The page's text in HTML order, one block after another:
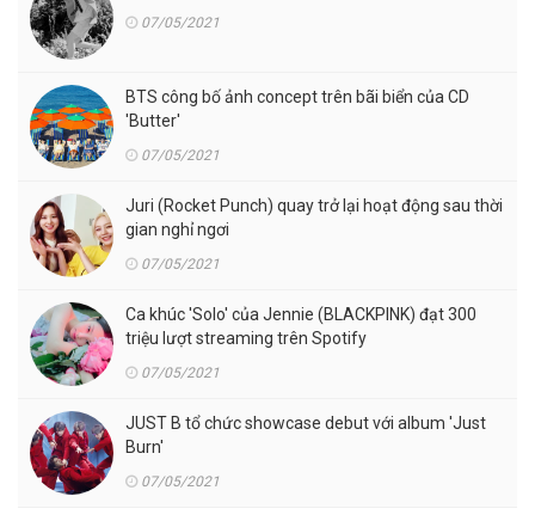
07/05/2021
BTS công bố ảnh concept trên bãi biển của CD
'Butter'
07/05/2021
Juri (Rocket Punch) quay trở lại hoạt động sau thời
gian nghỉ ngơi
07/05/2021
Ca khúc 'Solo' của Jennie (BLACKPINK) đạt 300
triệu lượt streaming trên Spotify
07/05/2021
JUST B tổ chức showcase debut với album 'Just
Burn'
07/05/2021